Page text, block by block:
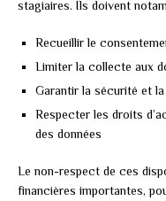
stagiaires. Ils doivent
Recueillir le
Limiter la collecte aux
Garantir la sécurité et
Respecter les droits
des données
Le non-respect de ces
financières importantes,